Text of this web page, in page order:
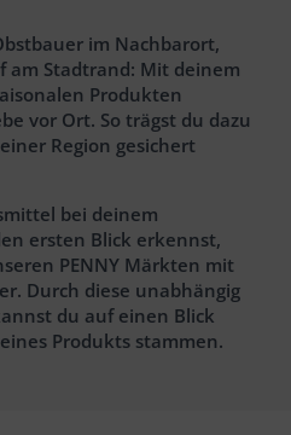
im Nachbarort,
am Stadtrand: Mit deinem
Produkten
vor Ort. So trägst du dazu
Region gesichert
bei deinem
ersten Blick erkennst,
PENNY Märkten mit
Durch diese unabhängig
du auf einen Blick
Produkts stammen.